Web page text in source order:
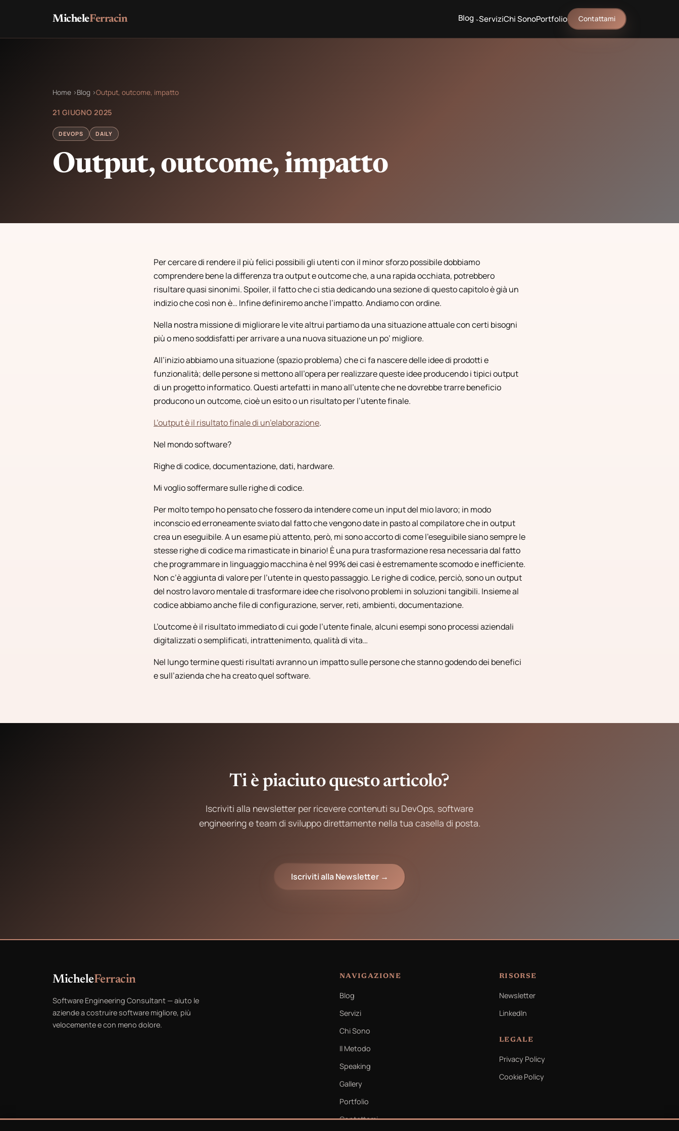
MicheleFerracin Blog ^ServiziChi SonoPortfolio Contattami
Home ›Blog ›Output, outcome, impatto
21 GIUGNO 2025
DEVOPS DAILY
Output, outcome, impatto
Per cercare di rendere il più felici possibili gli utenti con il minor sforzo possibile dobbiamo
comprendere bene la differenza tra output e outcome che, a una rapida occhiata, potrebbero
risultare quasi sinonimi. Spoiler, il fatto che ci stia dedicando una sezione di questo capitolo è già un
indizio che così non è… Infine definiremo anche l’impatto. Andiamo con ordine.
Nella nostra missione di migliorare le vite altrui partiamo da una situazione attuale con certi bisogni
più o meno soddisfatti per arrivare a una nuova situazione un po’ migliore.
All’inizio abbiamo una situazione (spazio problema) che ci fa nascere delle idee di prodotti e
funzionalità; delle persone si mettono all’opera per realizzare queste idee producendo i tipici output
di un progetto informatico. Questi artefatti in mano all’utente che ne dovrebbe trarre beneficio
producono un outcome, cioè un esito o un risultato per l’utente finale.
L’output è il risultato finale di un’elaborazione.
Nel mondo software?
Righe di codice, documentazione, dati, hardware.
Mi voglio soffermare sulle righe di codice.
Per molto tempo ho pensato che fossero da intendere come un input del mio lavoro; in modo
inconscio ed erroneamente sviato dal fatto che vengono date in pasto al compilatore che in output
crea un eseguibile. A un esame più attento, però, mi sono accorto di come l’eseguibile siano sempre le
stesse righe di codice ma rimasticate in binario! È una pura trasformazione resa necessaria dal fatto
che programmare in linguaggio macchina è nel 99% dei casi è estremamente scomodo e inefficiente.
Non c’è aggiunta di valore per l’utente in questo passaggio. Le righe di codice, perciò, sono un output
del nostro lavoro mentale di trasformare idee che risolvono problemi in soluzioni tangibili. Insieme al
codice abbiamo anche file di configurazione, server, reti, ambienti, documentazione.
L’outcome è il risultato immediato di cui gode l’utente finale, alcuni esempi sono processi aziendali
digitalizzati o semplificati, intrattenimento, qualità di vita…
Nel lungo termine questi risultati avranno un impatto sulle persone che stanno godendo dei benefici
e sull’azienda che ha creato quel software.
Ti è piaciuto questo articolo?
Iscriviti alla newsletter per ricevere contenuti su DevOps, software
engineering e team di sviluppo direttamente nella tua casella di posta.
Iscriviti alla Newsletter →
MicheleFerracin
Software Engineering Consultant — aiuto le
aziende a costruire software migliore, più
velocemente e con meno dolore.
NAVIGAZIONE
Blog
Servizi
Chi Sono
Il Metodo
Speaking
Gallery
Portfolio
Contattami
RISORSE
Newsletter
LinkedIn
LEGALE
Privacy Policy
Cookie Policy